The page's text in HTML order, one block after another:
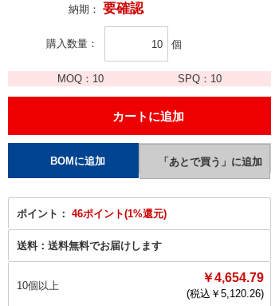
納期： 要確認
購入数量 個
MOQ： 10 SPQ： 10
ポイント： 46ポイント(1%還元)
送料： 送料無料でお届けします
10個以上
￥4,654.79
(税込￥ 5,120.26)